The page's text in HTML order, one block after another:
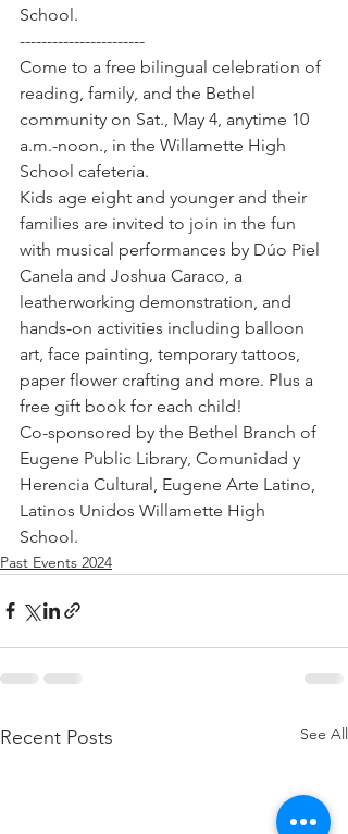
School.
-----------------------
Come to a free bilingual celebration of
reading, family, and the Bethel
community on Sat., May 4, anytime 10
a.m.-noon., in the Willamette High
School cafeteria.
Kids age eight and younger and their
families are invited to join in the fun
with musical performances by Dúo Piel
Canela and Joshua Caraco, a
leatherworking demonstration, and
hands-on activities including balloon
art, face painting, temporary tattoos,
paper flower crafting and more. Plus a
free gift book for each child!
Co-sponsored by the Bethel Branch of
Eugene Public Library, Comunidad y
Herencia Cultural, Eugene Arte Latino,
Latinos Unidos Willamette High
School.
Past Events 2024
Recent Posts See All